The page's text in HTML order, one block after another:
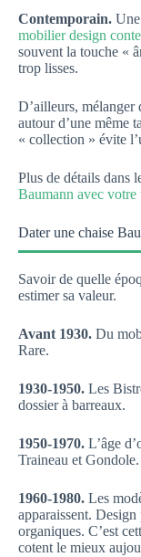
Contemporain.
mobilier design
souvent la touche «
trop lisses.
D’ailleurs, mélanger
autour d’une même
« collection » évite
Plus de détails dans
Baumann avec votre
Dater une chaise
Savoir de quelle
estimer sa valeur.
Avant 1930. Du
Rare.
1930-1950. Les
dossier à barreaux.
1950-1970. L’âge
Traineau et Gondole.
1960-1980. Les
apparaissent.
organiques. C’est
cotent le mieux